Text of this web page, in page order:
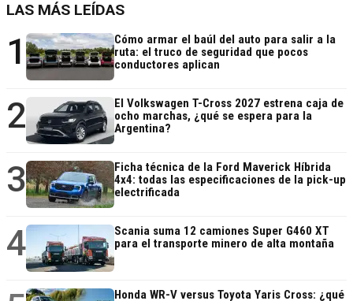
LAS MÁS LEÍDAS
1
Cómo armar el baúl del auto para salir a la
ruta: el truco de seguridad que pocos
conductores aplican
2
El Volkswagen T-Cross 2027 estrena caja de
ocho marchas, ¿qué se espera para la
Argentina?
3
Ficha técnica de la Ford Maverick Híbrida
4x4: todas las especificaciones de la pick-up
electrificada
4
Scania suma 12 camiones Super G460 XT
para el transporte minero de alta montaña
Honda WR-V versus Toyota Yaris Cross: ¿qué